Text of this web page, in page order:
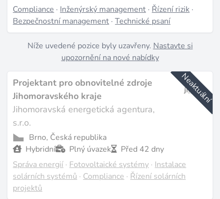
Compliance · Inženýrský management · Řízení rizik ·
Bezpečnostní management ·Technické psaní
Níže uvedené pozice byly uzavřeny. Nastavte si
upozornění na nové nabídky
Neaktuální
Projektant pro obnovitelné zdroje
Jihomoravského kraje
Jihomoravská energetická agentura,
s.r.o.
Brno, Česká republika
Hybridní
Plný úvazek
Před 42 dny
Správa energií · Fotovoltaické systémy · Instalace
solárních systémů · Compliance · Řízení solárních
projektů